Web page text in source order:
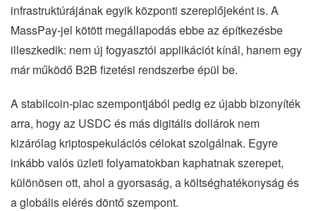
infrastruktúrájának egyik központi szereplőjeként is. A
MassPay-jel kötött megállapodás ebbe az építkezésbe
illeszkedik: nem új fogyasztói applikációt kínál, hanem egy
már működő B2B fizetési rendszerbe épül be.
A stabilcoin-piac szempontjából pedig ez újabb bizonyíték
arra, hogy az USDC és más digitális dollárok nem
kizárólag kriptospekulációs célokat szolgálnak. Egyre
inkább valós üzleti folyamatokban kaphatnak szerepet,
különösen ott, ahol a gyorsaság, a költséghatékonyság és
a globális elérés döntő szempont.